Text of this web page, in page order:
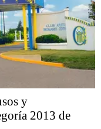
y
2013 de